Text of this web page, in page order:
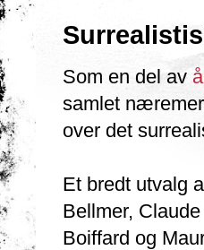
Som en del av
samlet
over det
Et bredt utvalg
Bellmer,
Boiffard og